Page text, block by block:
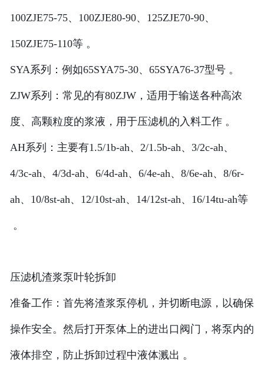
100ZJE75-75、100ZJE80-90、125ZJE70-90、
150ZJE75-110等 。
SYA系列：例如65SYA75-30、65SYA76-37型号 。
ZJW系列：常见的有80ZJW，适用于输送各种高浓
度、高颗粒度的浆液，用于压滤机的入料工作 。
AH系列：主要有1.5/1b-ah、2/1.5b-ah、3/2c-ah、
4/3c-ah、4/3d-ah、6/4d-ah、6/4e-ah、8/6e-ah、8/6r-
ah、10/8st-ah、12/10st-ah、14/12st-ah、16/14tu-ah等
。
压滤机渣浆泵叶轮拆卸
准备工作：首先将渣浆泵停机，并切断电源，以确保
操作安全。然后打开泵体上的进出口阀门，将泵内的
液体排空，防止拆卸过程中液体溅出 。